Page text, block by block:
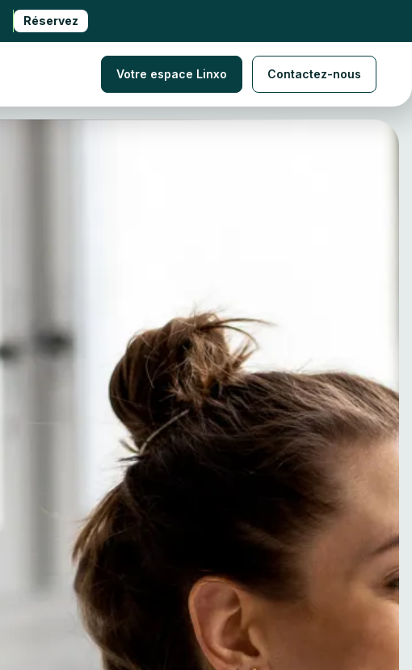
Réservez
Contactez-nous
Votre espace Linxo